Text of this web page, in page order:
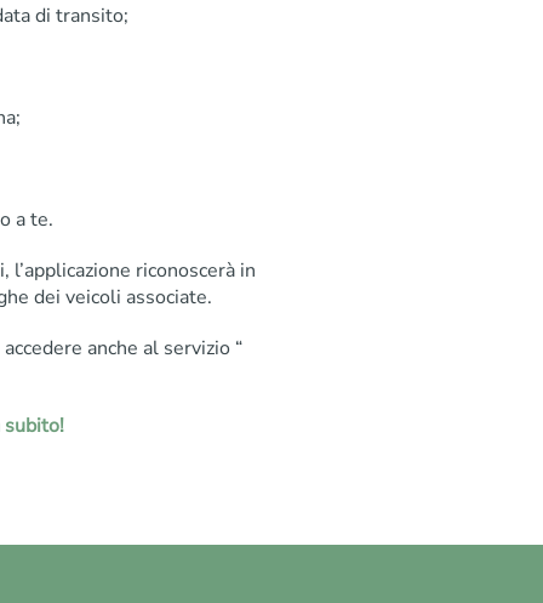
di transito;
a te.
riconoscerà in
dei veicoli associate.
anche al servizio “
subito!